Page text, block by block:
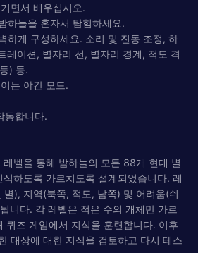
면서 배우십시오.
하늘을 혼자서 탐험하세요.
하게 구성하세요. 소리 및 진동 조정, 하
레이션, 별자리 선, 별자리 경계, 적도 격
) 등.
는 야간 모드.
동합니다.
벨을 통해 밤하늘의 모든 88개 현대 별
하도록 가르치도록 설계되었습니다. 레
), 지역(북쪽, 적도, 남쪽) 및 어려움(쉬
니다. 각 레벨은 적은 수의 개체만 가르
퀴즈 게임에서 지식을 훈련합니다. 이후
대상에 대한 지식을 검토하고 다시 테스